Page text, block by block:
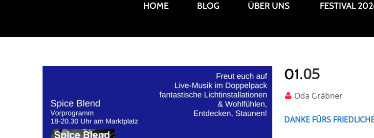
HOME BLOG ÜBER UNS FESTIVAL
01.05
Oda Gräbner
DANKE FÜRS